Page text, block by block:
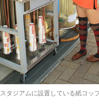
スタジアムに設置している紙コッ